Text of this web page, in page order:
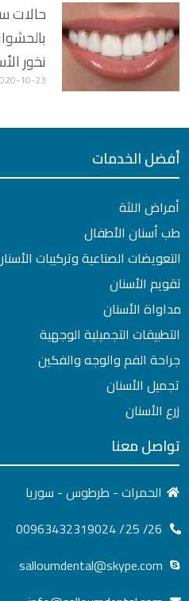
حالات
نخور
10-23
أفضل الخدمات
أمراض اللثة
طب أسنان الأطفال
التعويضات الصناعية وتركيبات
تقويم الأسنان
مداواة الأسنان
التطبيقات التجميلية الوجهية
جراحة الفم والوجه والفكين
تجميل الأسنان
زرع الأسنان
تواصل معنا
الحمرات - طرطوس - سوريا
26/ 25/ 00963432319024
salloumdental@skype.com